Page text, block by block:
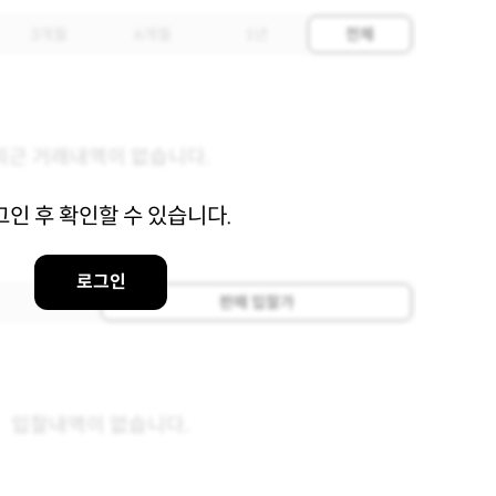
인 후 확인할 수 있습니다.
로그인
전체
판매 입찰가